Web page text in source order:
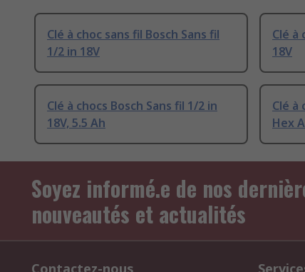
Clé à choc sans fil Bosch Sans fil
1/2 in 18V
Clé à
18V
Clé à chocs Bosch Sans fil 1/2 in
18V, 5.5 Ah
Clé à
Hex
Soyez informé.e de nos
nouveautés et actualités